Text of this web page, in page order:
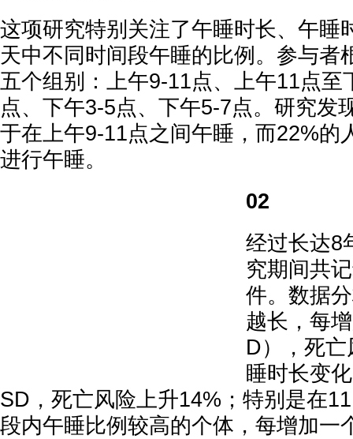
这项研究特别关注了午睡时长、午睡
天中不同时间段午睡的比例。参与者
五个组别：上午9-11点、上午11点至
点、下午3-5点、下午5-7点。研究发
于在上午9-11点之间午睡，而22%的
进行午睡。
02
经过长达8
究期间共
件。数据
越长，每
D），死
睡时长变
SD，死亡风险上升14%；特别是在
段内午睡比例较高的个体，每增加一